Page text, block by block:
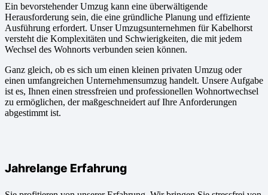
Ein bevorstehender Umzug kann eine überwältigende
Herausforderung sein, die eine gründliche Planung und effiziente
Ausführung erfordert. Unser Umzugsunternehmen für Kabelhorst
versteht die Komplexitäten und Schwierigkeiten, die mit jedem
Wechsel des Wohnorts verbunden seien können.
Ganz gleich, ob es sich um einen kleinen privaten Umzug oder
einen umfangreichen Unternehmensumzug handelt. Unsere Aufgabe
ist es, Ihnen einen stressfreien und professionellen Wohnortwechsel
zu ermöglichen, der maßgeschneidert auf Ihre Anforderungen
abgestimmt ist.
Jahrelange Erfahrung